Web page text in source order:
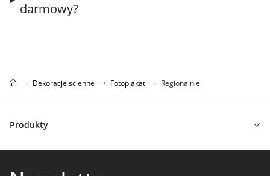
darmowy?
Dekoracje scienne Fotoplakat Regionalnie
Produkty